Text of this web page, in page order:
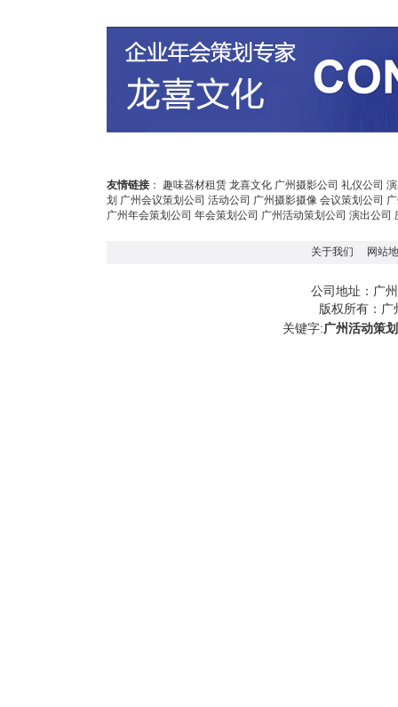
友情链接 ： 趣味器材租赁 龙喜文化 广州摄影公司 礼仪公司
划 广州会议策划公司 活动公司 广州摄影摄像 会议策划公司
广州年会策划公司 年会策划公司 广州活动策划公司 演出公司
关于我们 网站
公司地址： 广
版权所有： 广
关键字:广州活动策